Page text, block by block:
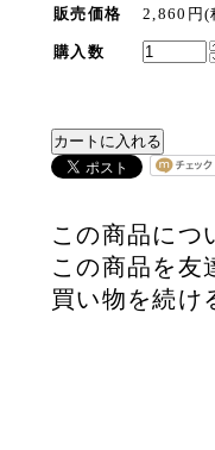
販売価格 2,860円(
購入数
この商品につ
この商品を友
買い物を続け